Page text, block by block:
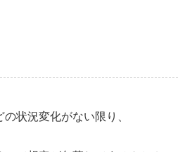
状況変化がない限り、